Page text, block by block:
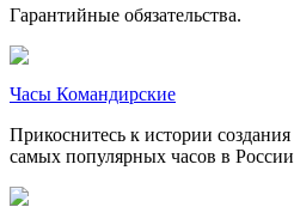
Гарантийные обязательства.
Часы Командирские
Прикоснитесь к истории создания
самых популярных часов в России